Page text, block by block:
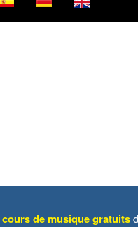
cours de musique gratuits